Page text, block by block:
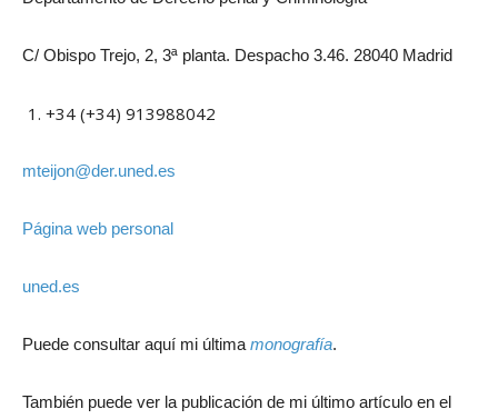
C/ Obispo Trejo, 2, 3ª planta. Despacho 3.46. 28040 Madrid
+34 (+34) 913988042
mteijon@der.uned.es
Página web personal
uned.es
Puede consultar aquí mi última monografía.
También puede ver la publicación de mi último artículo en el